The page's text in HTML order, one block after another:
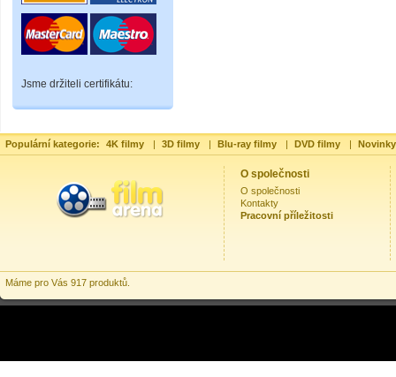
Jsme držiteli certifikátu:
Populární kategorie: 4K filmy | 3D filmy | Blu-ray filmy | DVD filmy |
O společnosti
O společnosti
Kontakty
Pracovní příležitosti
Máme pro Vás 917 produktů.